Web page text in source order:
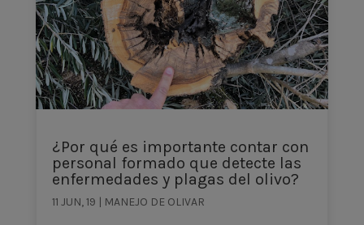
¿Por qué es importante contar con
personal formado que detecte las
enfermedades y plagas del olivo?
11 JUN, 19 | MANEJO DE OLIVAR